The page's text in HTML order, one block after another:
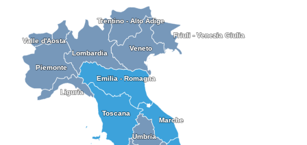
Emilia - Romagna
Emilia - Romagna
Friuli - Venezia Giulia
Friuli - Venezia Giulia
Liguria
Liguria
Lombardia
Lombardia
Marche
Marche
Piemonte
Piemonte
Toscana
Toscana
Trentino - Alto Adige
Trentino - Alto Adige
Umbria
Umbria
Valle d'Aosta
Valle d'Aosta
Veneto
Veneto